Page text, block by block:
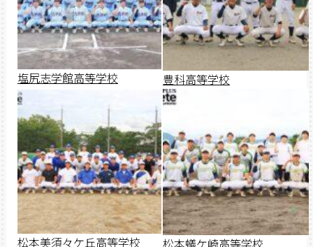
塩尻志学館高等学校 豊科高等学校
松本美須々ケ丘高等学校 松本蟻ケ崎高等学校